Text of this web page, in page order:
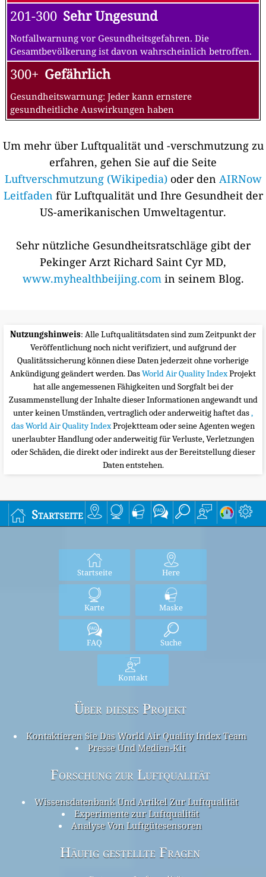
201-300 Sehr Ungesund
Notfallwarnung vor Gesundheitsgefahren. Die
Gesamtbevölkerung ist davon wahrscheinlich betroffen.
300+ Gefährlich
Gesundheitswarnung: Jeder kann ernstere
gesundheitliche Auswirkungen haben
Um mehr über Luftqualität und -verschmutzung zu
erfahren, gehen Sie auf die Seite
Luftverschmutzung (Wikipedia)oder den AIRNow
Leitfaden für Luftqualität und Ihre Gesundheit der
US-amerikanischen Umweltagentur.
Sehr nützliche Gesundheitsratschläge gibt der
Pekinger Arzt Richard Saint Cyr MD,
www.myhealthbeijing.comin seinem Blog.
Nutzungshinweis: Alle Luftqualitätsdaten sind zum Zeitpunkt der
Veröffentlichung noch nicht verifiziert, und aufgrund der
Qualitätssicherung können diese Daten jederzeit ohne vorherige
Ankündigung geändert werden. DasWorld Air Quality IndexProjekt
hat alle angemessenen Fähigkeiten und Sorgfalt bei der
Zusammenstellung der Inhalte dieser Informationen angewandt und
unter keinen Umständen, vertraglich oder anderweitig haftet das,
das World Air Quality IndexProjektteam oder seine Agenten wegen
unerlaubter Handlung oder anderweitig für Verluste, Verletzungen
oder Schäden, die direkt oder indirekt aus der Bereitstellung dieser
Daten entstehen.
Startseite
Startseite Here
Karte Maske
FAQ Suche
Kontakt
Über dieses Projekt
Kontaktieren Sie Das World Air Quality Index Team
Presse Und Medien-Kit
Forschung zur Luftqualität
Wissensdatenbank Und Artikel Zur Luftqualität
Experimente zur Luftqualität
Analyse Von Luftgütesensoren
Häufig gestellte Fragen